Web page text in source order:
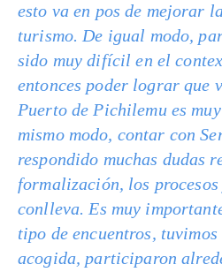
esto va en pos de mejorar
turismo. De igual modo,
sido muy difícil en el
entonces poder lograr que
Puerto de Pichilemu es
mismo modo, contar con
respondido muchas dudas
formalización, los
conlleva. Es muy
tipo de encuentros, tuvimos
acogida, participaron